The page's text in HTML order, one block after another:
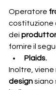
Operatore
costituzione
dei
fornire il
Plaids.
Inoltre, viene
design siano